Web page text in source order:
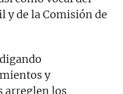
y de la Comisión de
y
arreglen los